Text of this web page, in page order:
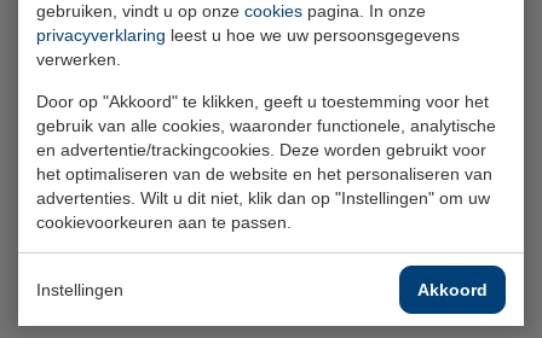
gebruiken, vindt u op onze cookies pagina. In onze
privacyverklaring leest u hoe we uw persoonsgegevens
verwerken.
Door op "Akkoord" te klikken, geeft u toestemming voor het
gebruik van alle cookies, waaronder functionele, analytische
en advertentie/trackingcookies. Deze worden gebruikt voor
het optimaliseren van de website en het personaliseren van
advertenties. Wilt u dit niet, klik dan op "Instellingen" om uw
cookievoorkeuren aan te passen.
Instellingen Akkoord
5 maart 2026
Team SPAWW op bezoek bij Pauluskerk
Rotterdam